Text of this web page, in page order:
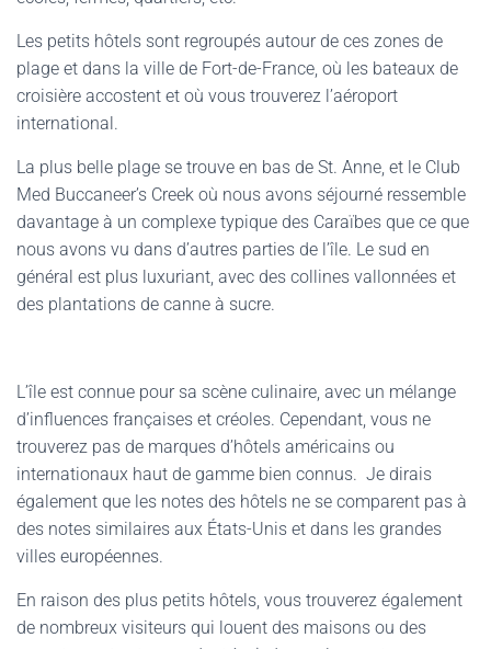
Les petits hôtels sont regroupés autour de ces zones de
plage et dans la ville de Fort-de-France, où les bateaux de
croisière accostent et où vous trouverez l’aéroport
international.
La plus belle plage se trouve en bas de St. Anne, et le Club
Med Buccaneer’s Creek où nous avons séjourné ressemble
davantage à un complexe typique des Caraïbes que ce que
nous avons vu dans d’autres parties de l’île. Le sud en
général est plus luxuriant, avec des collines vallonnées et
des plantations de canne à sucre.
L’île est connue pour sa scène culinaire, avec un mélange
d’influences françaises et créoles. Cependant, vous ne
trouverez pas de marques d’hôtels américains ou
internationaux haut de gamme bien connus. Je dirais
également que les notes des hôtels ne se comparent pas à
des notes similaires aux États-Unis et dans les grandes
villes européennes.
En raison des plus petits hôtels, vous trouverez également
de nombreux visiteurs qui louent des maisons ou des